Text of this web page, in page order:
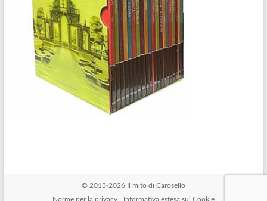
© 2013-2026 Il mito di Carosello
Norme per la privacy
Informativa estesa sui Cookie